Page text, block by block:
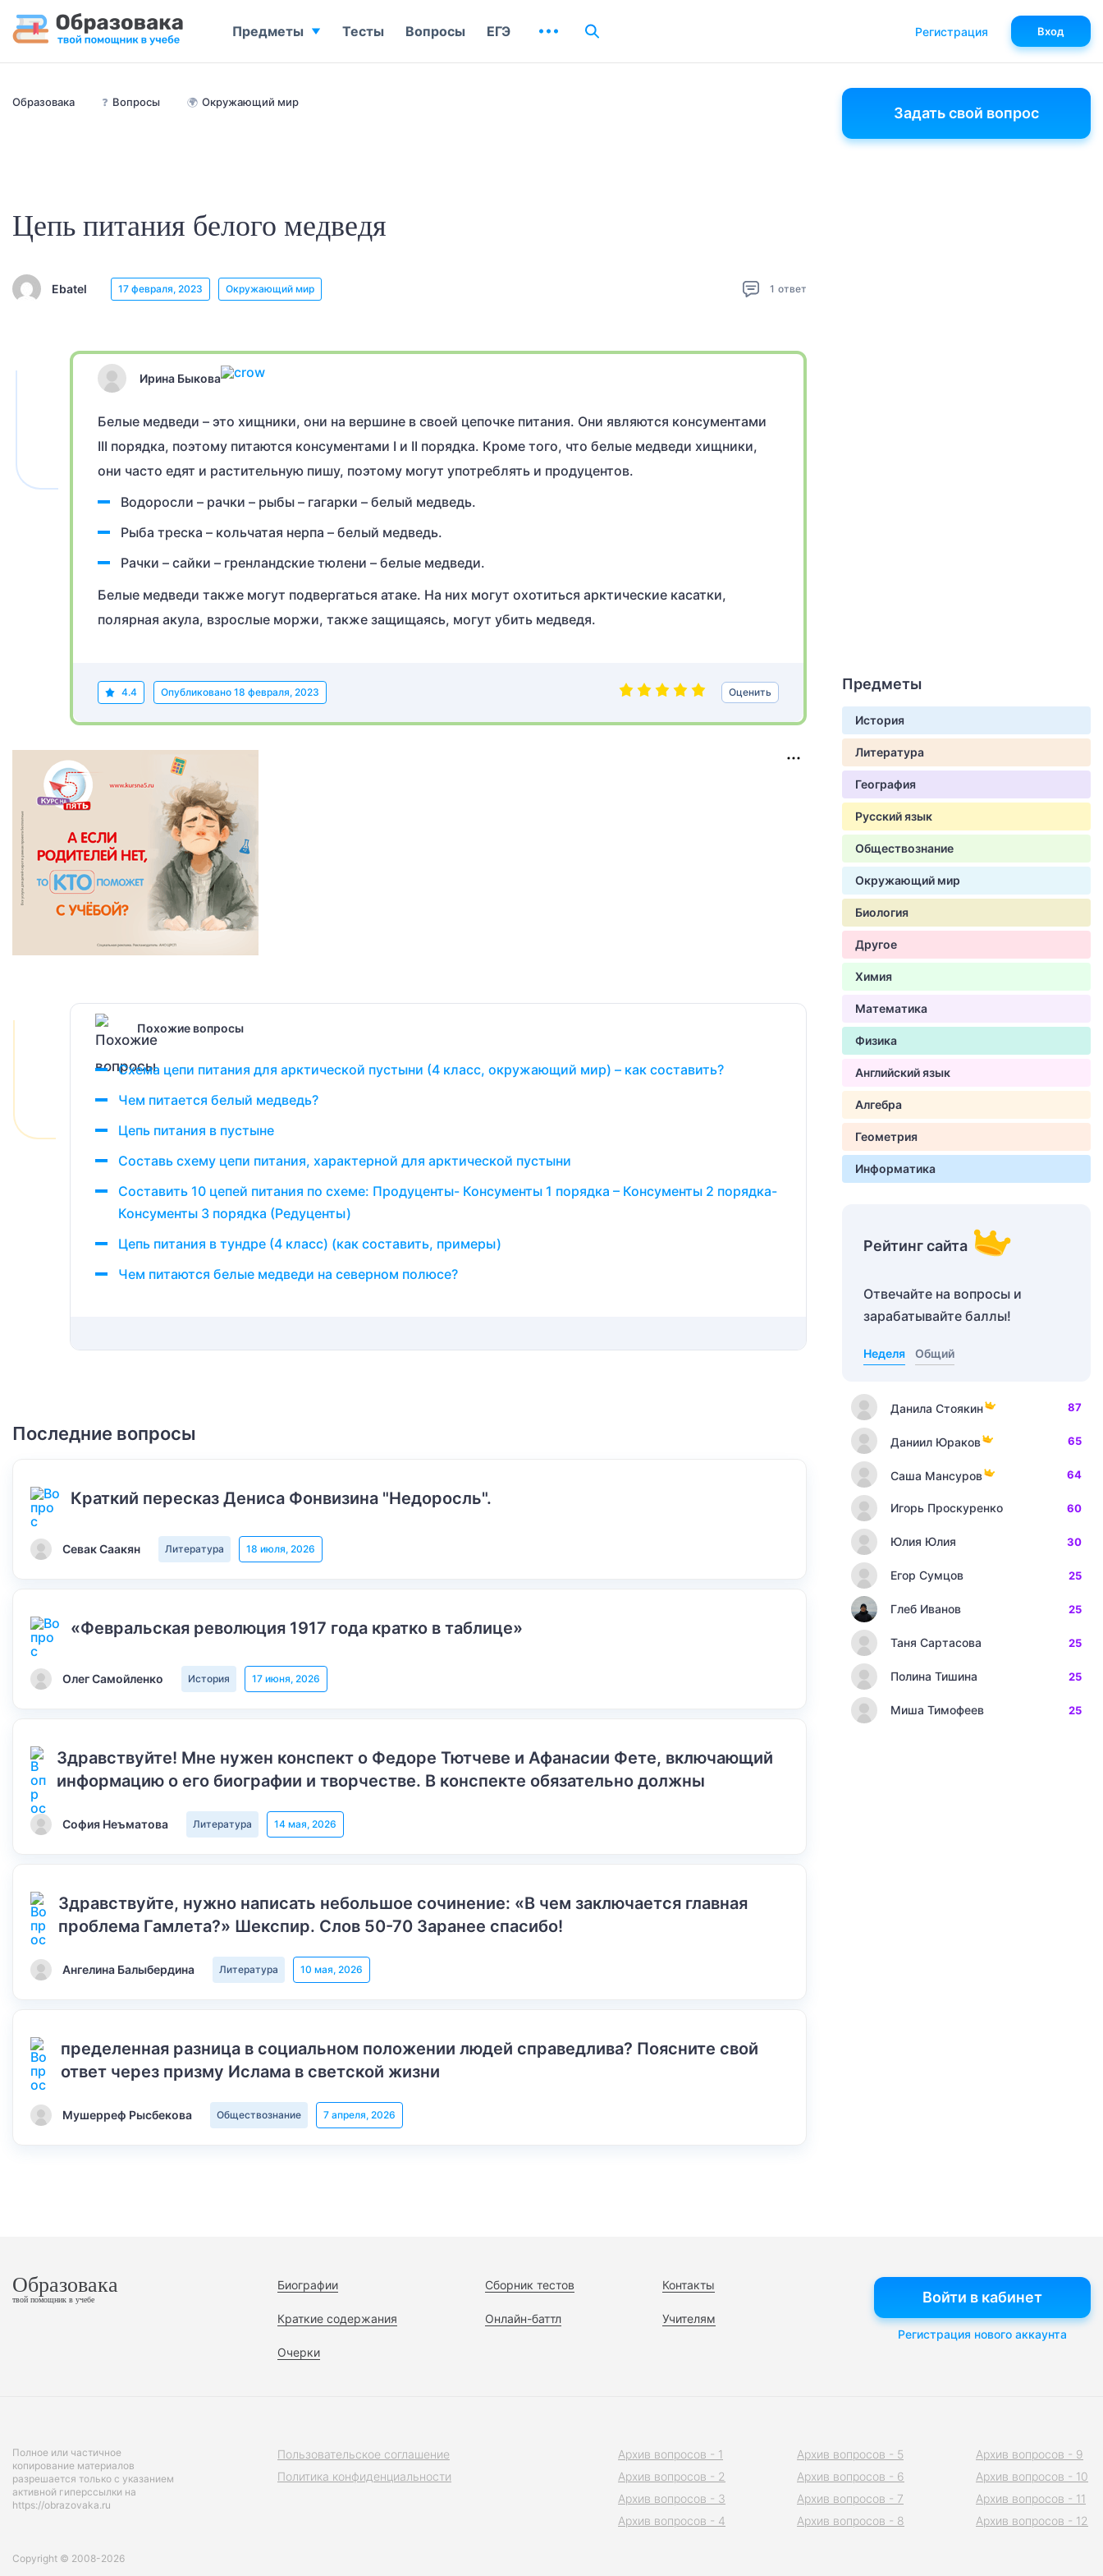
Образовака ❓ Вопросы 🌍 Окружающий мир
Цепь питания белого медведя
Ebatel 17 февраля, 2023 Окружающий мир 1 ответ
Ирина Быкова
Белые медведи – это хищники, они на вершине в своей цепочке питания. Они являются консументами
III порядка, поэтому питаются консументами I и II порядка. Кроме того, что белые медведи хищники,
они часто едят и растительную пишу, поэтому могут употреблять и продуцентов.
Водоросли – рачки – рыбы – гагарки – белый медведь.
Рыба треска – кольчатая нерпа – белый медведь.
Рачки – сайки – гренландские тюлени – белые медведи.
Белые медведи также могут подвергаться атаке. На них могут охотиться арктические касатки,
полярная акула, взрослые моржи, также защищаясь, могут убить медведя.
4.4 Опубликовано 18 февраля, 2023 Оценить
Похожие вопросы
Схема цепи питания для арктической пустыни (4 класс, окружающий мир) – как составить?
Чем питается белый медведь?
Цепь питания в пустыне
Составь схему цепи питания, характерной для арктической пустыни
Составить 10 цепей питания по схеме: Продуценты- Консументы 1 порядка – Консументы 2 порядка-
Консументы 3 порядка (Редуценты)
Цепь питания в тундре (4 класс) (как составить, примеры)
Чем питаются белые медведи на северном полюсе?
Последние вопросы
Краткий пересказ Дениса Фонвизина "Недоросль".
Севак Саакян Литература 18 июля, 2026
«Февральская революция 1917 года кратко в таблице»
Олег Самойленко История 17 июня, 2026
Здравствуйте! Мне нужен конспект о Федоре Тютчеве и Афанасии Фете, включающий
информацию о его биографии и творчестве. В конспекте обязательно должны
София Неъматова Литература 14 мая, 2026
Здравствуйте, нужно написать небольшое сочинение: «В чем заключается главная
проблема Гамлета?» Шекспир. Слов 50-70 Заранее спасибо!
Ангелина Балыбердина Литература 10 мая, 2026
пределенная разница в социальном положении людей справедлива? Поясните свой
ответ через призму Ислама в светской жизни
Мушерреф Рысбекова Обществознание 7 апреля, 2026
Задать свой вопрос
Предметы
История
Литература
География
Русский язык
Обществознание
Окружающий мир
Биология
Другое
Химия
Математика
Физика
Английский язык
Алгебра
Геометрия
Информатика
Рейтинг сайта
Отвечайте на вопросы и
зарабатывайте баллы!
Неделя Общий
Данила Стоякин 87
Даниил Юраков 65
Саша Мансуров 64
Игорь Проскуренко 60
Юлия Юлия 30
Егор Сумцов 25
Глеб Иванов 25
Таня Сартасова 25
Полина Тишина 25
Миша Тимофеев 25
Предметы Тесты Вопросы ЕГЭ Регистрация Вход
Образовака
твой помощник в учебе
Биографии
Краткие содержания
Очерки
Сборник тестов
Онлайн-баттл
Контакты
Учителям
Войти в кабинет
Регистрация нового аккаунта
Полное или частичное
копирование материалов
разрешается только с указанием
активной гиперссылки на
https://obrazovaka.ru
Пользовательское соглашение
Политика конфиденциальности
Архив вопросов - 1
Архив вопросов - 2
Архив вопросов - 3
Архив вопросов - 4
Архив вопросов - 5
Архив вопросов - 6
Архив вопросов - 7
Архив вопросов - 8
Архив вопросов - 9
Архив вопросов - 10
Архив вопросов - 11
Архив вопросов - 12
Copyright © 2008-2026